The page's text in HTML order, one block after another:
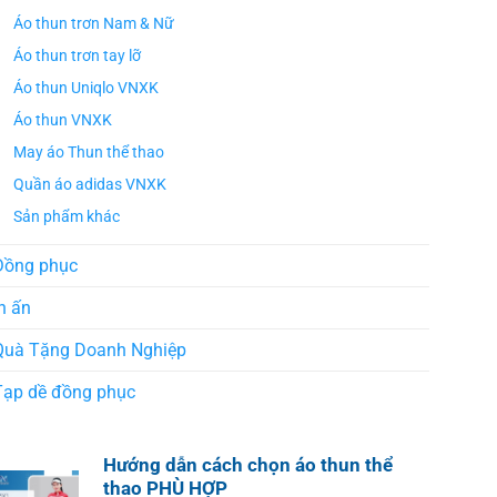
Áo thun trơn Nam & Nữ
Áo thun trơn tay lỡ
Áo thun Uniqlo VNXK
Áo thun VNXK
May áo Thun thể thao
Quần áo adidas VNXK
Sản phẩm khác
phục
ấn
Tặng Doanh Nghiệp
dề đồng phục
Hướng dẫn cách chọn áo thun thể
thao PHÙ HỢP